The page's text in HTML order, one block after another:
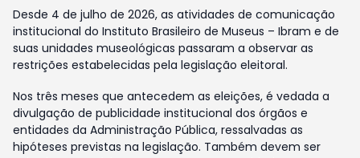
Desde 4 de julho de 2026, as atividades de comunicação
institucional do Instituto Brasileiro de Museus – Ibram e de
suas unidades museológicas passaram a observar as
restrições estabelecidas pela legislação eleitoral.
Nos três meses que antecedem as eleições, é vedada a
divulgação de publicidade institucional dos órgãos e
entidades da Administração Pública, ressalvadas as
hipóteses previstas na legislação. Também devem ser